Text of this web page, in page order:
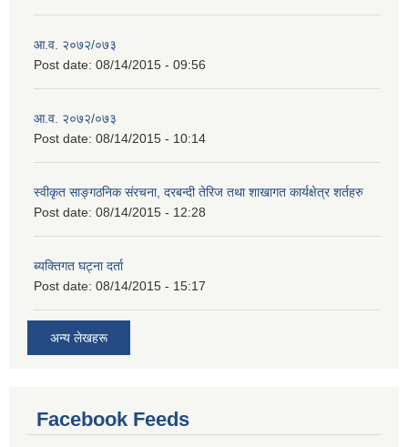
आ.व. २०७२/०७३
Post date: 08/14/2015 - 09:56
आ.व. २०७२/०७३
Post date: 08/14/2015 - 10:14
स्वीकृत साङ्गठनिक संरचना, दरबन्दी तेरिज तथा शाखागत कार्यक्षेत्र शर्तहरु
Post date: 08/14/2015 - 12:28
ब्यक्तिगत घट्ना दर्ता
Post date: 08/14/2015 - 15:17
अन्य लेखहरू
Facebook Feeds